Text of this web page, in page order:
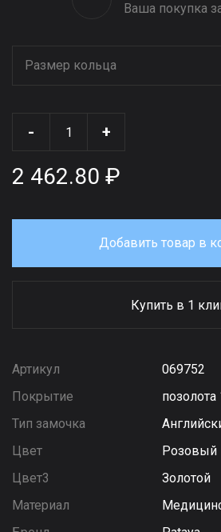
Ваша покупка
Размер кольца
- +
2 462.80 ₽
Добавить товар в
Купить в 1
Артикул
069752
Покрытие
позолота
Тип замочка
Цвет
Розовый
Цвет3
Золотой
Материал